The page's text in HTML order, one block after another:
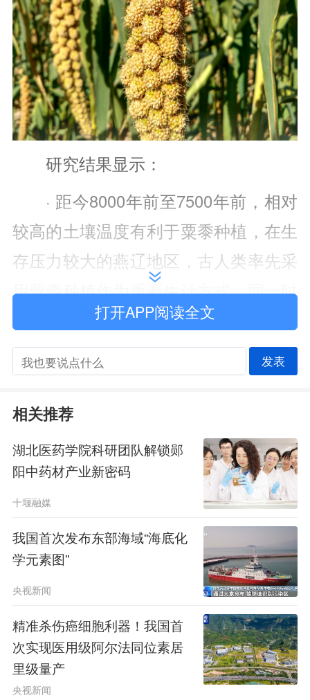
研究结果显示：
· 距今8000年前至7500年前，相对
较高的土壤温度有利于粟黍种植，在生
存压力较大的燕辽地区，古人类率先采
用粟黍种植作为重要生计方式。同一时
期，在黄土高原古人类的生计仍以狩猎
为主。
的植被覆盖度与土壤湿度导致土壤温度
显著降低，对粟黍种植产生重要影响，
该时期燕辽大部分地区已不适于粟黍种
植，促使粟作农业发展中心南移至土壤
温度更高且适于粟黍种植的黄土高原。
· 距今6000年前至4000年前，相对
温暖且稳定的土壤温度以及较低的植被
覆盖度，促进了粟作农业的快速发展与
广泛扩张，为中国北方新石器时代晚期
文化繁荣奠定了重要经济基础。
打开APP阅读全文
发表
相关推荐
湖北医药学院科研团队解锁郧
阳中药材产业新密码
十堰融媒
我国首次发布东部海域“海底化
学元素图”
央视新闻
精准杀伤癌细胞利器！我国首
次实现医用级阿尔法同位素居
里级量产
央视新闻